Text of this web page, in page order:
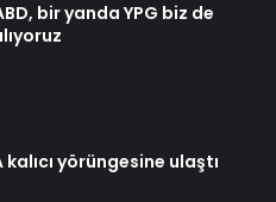
bir yanda YPG biz de
yörüngesine ulaştı